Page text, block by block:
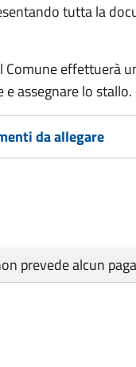
tutta la
effettuerà
e assegnare lo stallo.
da allegare
prevede alcun